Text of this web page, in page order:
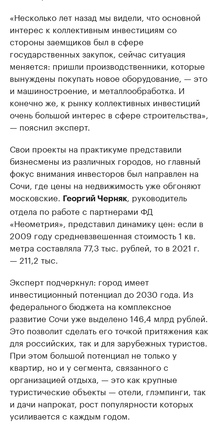
«Несколько лет назад мы видели, что основной
интерес к коллективным инвестициям со
стороны заемщиков был в сфере
государственных закупок, сейчас ситуация
меняется: пришли производственники, которые
вынуждены покупать новое оборудование, — это
и машиностроение, и металлообработка. И
конечно же, к рынку коллективных инвестиций
очень большой интерес в сфере строительства»,
— пояснил эксперт.
Свои проекты на практикуме представили
бизнесмены из различных городов, но главный
фокус внимания инвесторов был направлен на
Сочи, где цены на недвижимость уже обгоняют
московские.
Георгий Черняк
, руководитель
отдела по работе с партнерами ФД
«Неометрия», представил динамику цен: если в
2009 году средневзвешенная стоимость 1 кв.
метра составляла 77,3 тыс. рублей, то в 2021 г.
— 211,2 тыс.
Эксперт подчеркнул: город имеет
инвестиционный потенциал до 2030 года. Из
федерального бюджета на комплексное
развитие Сочи уже выделено 146,4 млрд рублей.
Это позволит сделать его точкой притяжения как
для российских, так и для зарубежных туристов.
При этом большой потенциал не только у
квартир, но и у сегмента, связанного с
организацией отдыха, — это как крупные
туристические объекты — отели, глэмпинги, так
и дачи напрокат, рост популярности которых
усиливается с каждым годом.